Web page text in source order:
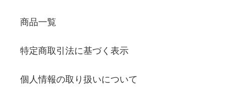
商品一覧
特定商取引法に基づく表示
個人情報の取り扱いについて